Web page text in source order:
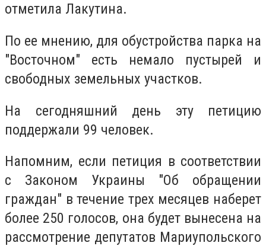
отметила Лакутина.
По ее мнению, для обустройства парка на
"Восточном" есть немало пустырей и
свободных земельных участков.
На сегодняшний день эту петицию
поддержали 99 человек.
Напомним, если петиция в соответствии
с Законом Украины "Об обращении
граждан" в течение трех месяцев наберет
более 250 голосов, она будет вынесена на
рассмотрение депутатов Мариупольского